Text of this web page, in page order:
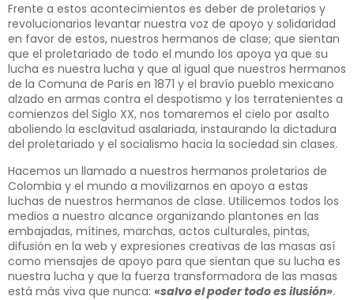
Frente a estos acontecimientos es deber de proletarios y
revolucionarios levantar nuestra voz de apoyo y solidaridad
en favor de estos, nuestros hermanos de clase; que sientan
que el proletariado de todo el mundo los apoya ya que su
lucha es nuestra lucha y que al igual que nuestros hermanos
de la Comuna de París en 1871 y el bravío pueblo mexicano
alzado en armas contra el despotismo y los terratenientes a
comienzos del Siglo XX, nos tomaremos el cielo por asalto
aboliendo la esclavitud asalariada, instaurando la dictadura
del proletariado y el socialismo hacia la sociedad sin clases.
Hacemos un llamado a nuestros hermanos proletarios de
Colombia y el mundo a movilizarnos en apoyo a estas
luchas de nuestros hermanos de clase. Utilicemos todos los
medios a nuestro alcance organizando plantones en las
embajadas, mítines, marchas, actos culturales, pintas,
difusión en la web y expresiones creativas de las masas así
como mensajes de apoyo para que sientan que su lucha es
nuestra lucha y que la fuerza transformadora de las masas
está más viva que nunca: «salvo el poder todo es ilusión».